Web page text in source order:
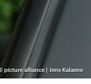
picture alliance | Jens Kalaene